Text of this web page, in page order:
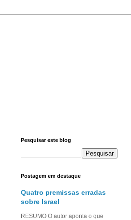
Pesquisar este blog
Postagem em destaque
Quatro premissas erradas
sobre Israel
RESUMO O autor aponta o que